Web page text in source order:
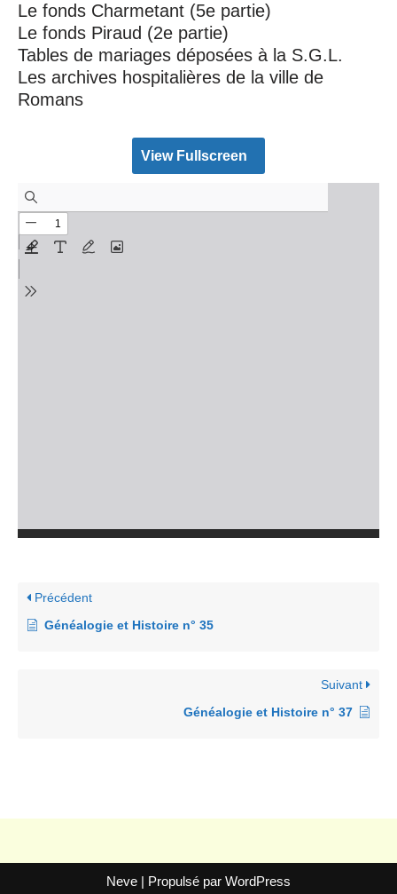
Le fonds Charmetant (5e partie)
Le fonds Piraud (2e partie)
Tables de mariages déposées à la S.G.L.
Les archives hospitalières de la ville de
Romans
View Fullscreen
Précédent
Généalogie et Histoire n° 35
Suivant
Généalogie et Histoire n° 37
Neve | Propulsé par WordPress